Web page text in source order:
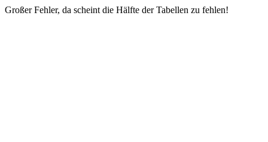
Großer Fehler, da scheint die Hälfte der Tabellen zu fehlen!